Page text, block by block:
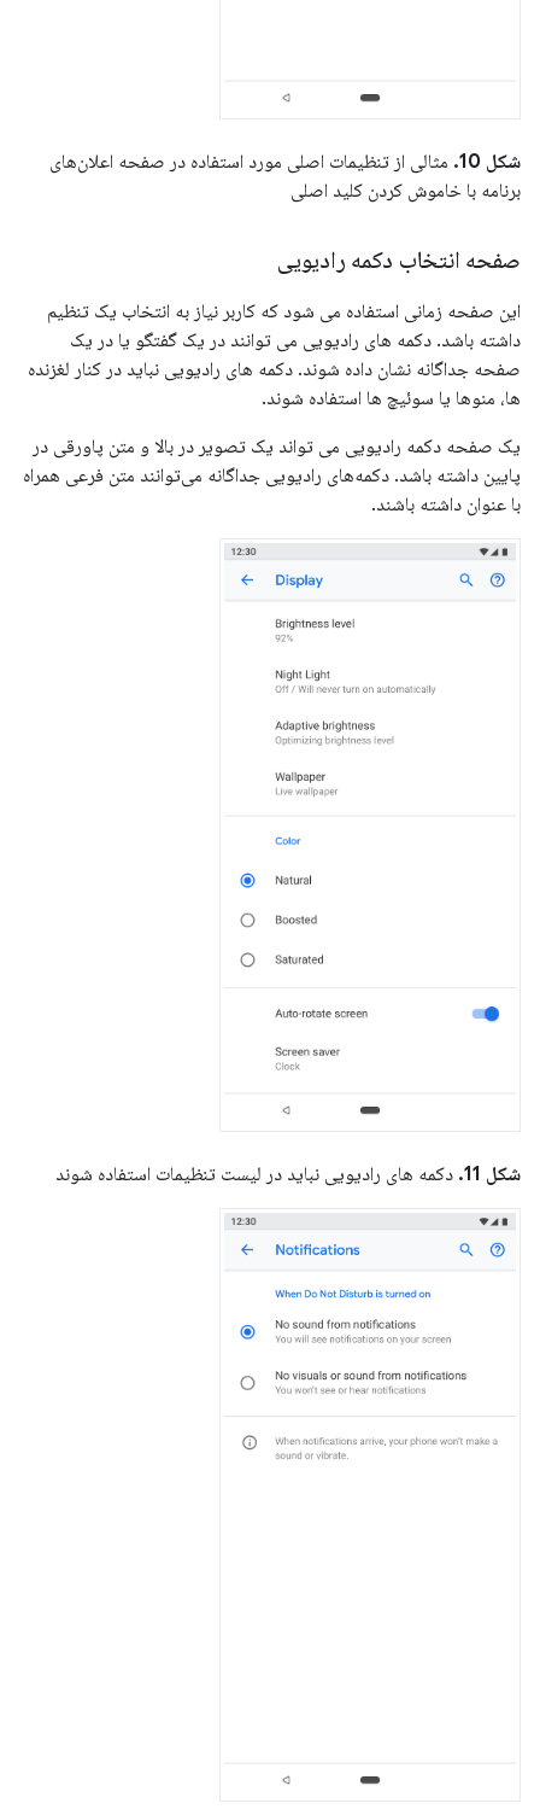
شکل 10.
مثالی از تنظیمات اصلی مورد استفاده در صفحه اعلان‌های
برنامه با خاموش کردن کلید اصلی
صفحه انتخاب دکمه رادیویی
این صفحه زمانی استفاده می شود که کاربر نیاز به انتخاب یک تنظیم
داشته باشد. دکمه های رادیویی می توانند در یک گفتگو یا در یک
صفحه جداگانه نشان داده شوند. دکمه های رادیویی نباید در کنار لغزنده
ها، منوها یا سوئیچ ها استفاده شوند.
یک صفحه دکمه رادیویی می تواند یک تصویر در بالا و متن پاورقی در
پایین داشته باشد. دکمه‌های رادیویی جداگانه می‌توانند متن فرعی همراه
با عنوان داشته باشند.
شکل 11. دکمه های رادیویی نباید در لیست تنظیمات استفاده شوند